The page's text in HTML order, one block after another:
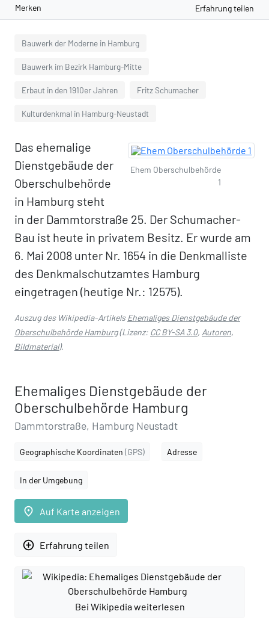
Merken Erfahrung teilen
Bauwerk der Moderne in Hamburg
Bauwerk im Bezirk Hamburg-Mitte
Erbaut in den 1910er Jahren Fritz Schumacher
Kulturdenkmal in Hamburg-Neustadt
Ehem Oberschulbehörde
1
Das ehemalige
Dienstgebäude der
Oberschulbehörde
in Hamburg steht
in der Dammtorstraße 25. Der Schumacher-
Bau ist heute in privatem Besitz. Er wurde am
6. Mai 2008 unter Nr. 1654 in die Denkmalliste
des Denkmalschutzamtes Hamburg
eingetragen (heutige Nr.: 12575).
Auszug des Wikipedia-ArtikelsEhemaliges Dienstgebäude der
Oberschulbehörde Hamburg(Lizenz: CC BY-SA 3.0, Autoren,
Bildmaterial).
Ehemaliges Dienstgebäude der
Oberschulbehörde Hamburg
Dammtorstraße, Hamburg Neustadt
Geographische Koordinaten (GPS) Adresse
In der Umgebung
place Auf Karte anzeigen
add_circle_outline Erfahrung teilen
Bei Wikipedia weiterlesen